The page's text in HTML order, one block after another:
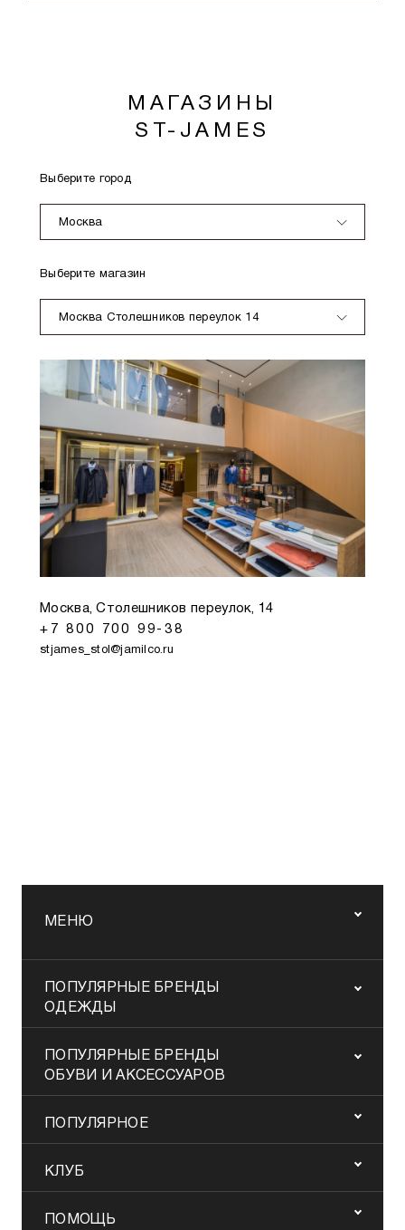
МАГАЗИНЫ
ST-JAMES
Выберите город
Москва
Выберите магазин
Москва Столешников переулок 14
Москва, Столешников переулок, 14
+7 800 700 99-38
stjames_stol@jamilco.ru
МЕНЮ
ПОПУЛЯРНЫЕ БРЕНДЫ
ОДЕЖДЫ
ПОПУЛЯРНЫЕ БРЕНДЫ
ОБУВИ И АКСЕССУАРОВ
ПОПУЛЯРНОЕ
КЛУБ
ПОМОЩЬ